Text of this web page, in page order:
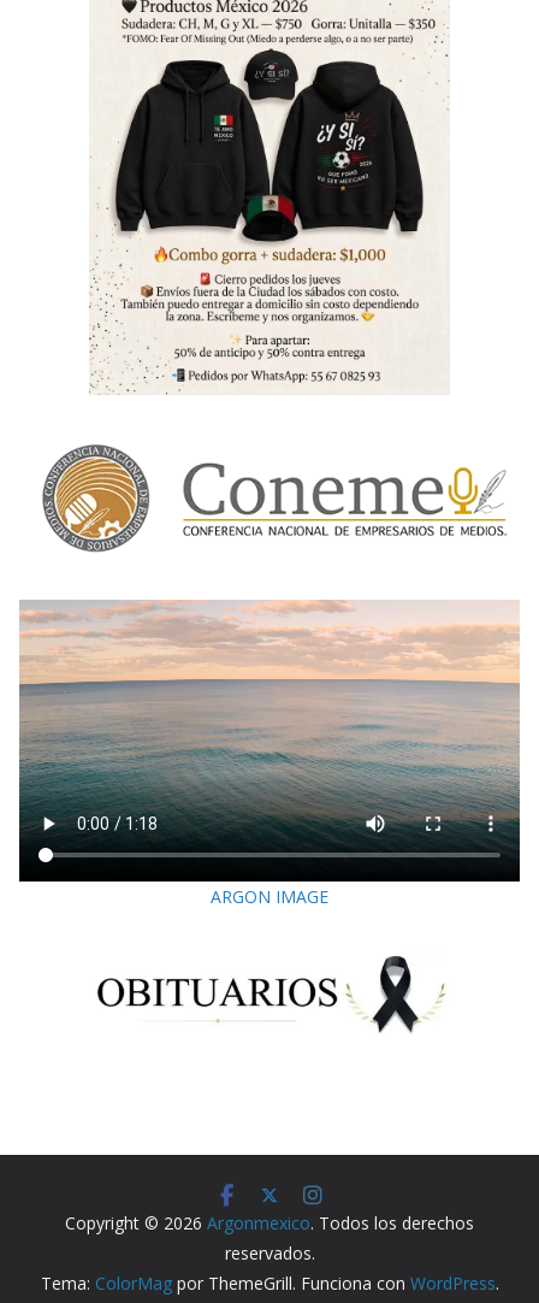
ARGON IMAGE
Copyright © 2026 Argonmexico. Todos los derechos
reservados.
Tema: ColorMagpor ThemeGrill. Funciona con WordPress.